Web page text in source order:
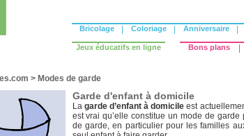
Bricolage Coloriage Anniversaire
Jeux éducatifs en ligne Bons plans
> Modes de garde
Garde d'enfant à domicile
La garde d’enfant à domicile est
est vrai qu’elle constitue un mode de
de garde, en particulier pour les familles